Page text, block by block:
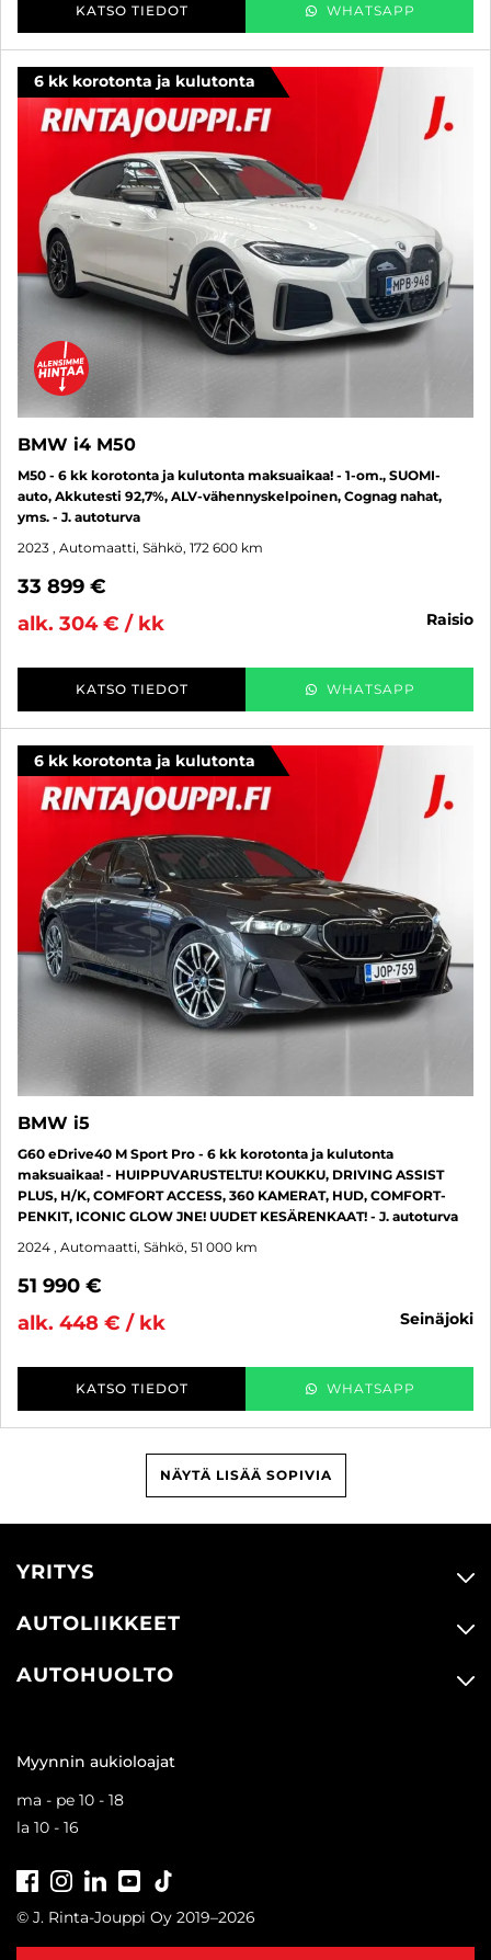
KATSO TIEDOT WHATSAPP
6 kk korotonta ja kulutonta
BMW i4 M50
M50 - 6 kk korotonta ja kulutonta maksuaikaa! - 1-om., SUOMI-
auto, Akkutesti 92,7%, ALV-vähennyskelpoinen, Cognag nahat,
yms. - J. autoturva
2023 , Automaatti, Sähkö, 172 600 km
33 899 €
alk. 304 € / kk
raisio
KATSO TIEDOT WHATSAPP
6 kk korotonta ja kulutonta
BMW i5
G60 eDrive40 M Sport Pro - 6 kk korotonta ja kulutonta
maksuaikaa! - HUIPPUVARUSTELTU! KOUKKU, DRIVING ASSIST
PLUS, H/K, COMFORT ACCESS, 360 KAMERAT, HUD, COMFORT-
PENKIT, ICONIC GLOW JNE! UUDET KESÄRENKAAT! - J. autoturva
2024 , Automaatti, Sähkö, 51 000 km
51 990 €
alk. 448 € / kk
seinäjoki
KATSO TIEDOT WHATSAPP
NÄYTÄ LISÄÄ SOPIVIA
YRITYS
AUTOLIIKKEET
AUTOHUOLTO
Myynnin aukioloajat
ma - pe 10 - 18
la 10 - 16
FacebookInstagramLinkedInYoutube
© J. Rinta-Jouppi Oy 2019–2026